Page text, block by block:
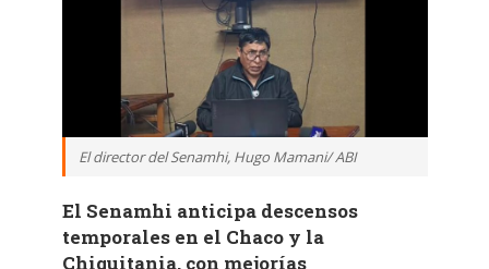
El director del Senamhi, Hugo Mamani/ ABI
El Senamhi anticipa descensos
temporales en el Chaco y la
Chiquitania, con mejorías